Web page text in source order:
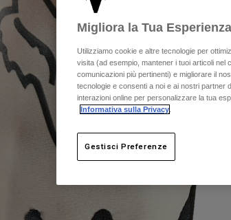
Migliora la Tua Esperienza
Utilizziamo cookie e altre tecnologie per
visita (ad esempio, mantener i tuoi articoli nel
comunicazioni più pertinenti) e migliorare il
tecnologie e consenti a noi e ai nostri partner
interazioni online per personalizzare la tua
Informativa sulla Privacy
Gestisci Preferenze